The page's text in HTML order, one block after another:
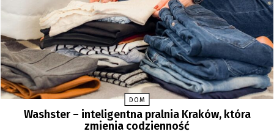
DOM
Washster – inteligentna pralnia Kraków, która
zmienia codzienność